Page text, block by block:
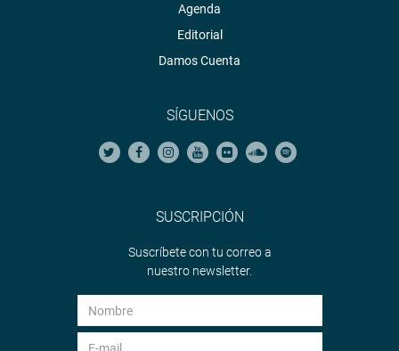
Agenda
Editorial
Damos Cuenta
SÍGUENOS
SUSCRIPCIÓN
Suscríbete con tu correo a
nuestro newsletter.